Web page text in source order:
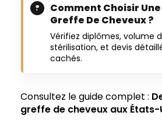
Comment Choisir
Greffe De Cheveux ?
Vérifiez diplômes, volume
stérilisation, et devis
cachés.
Consultez le guide complet :
greffe de cheveux aux États-